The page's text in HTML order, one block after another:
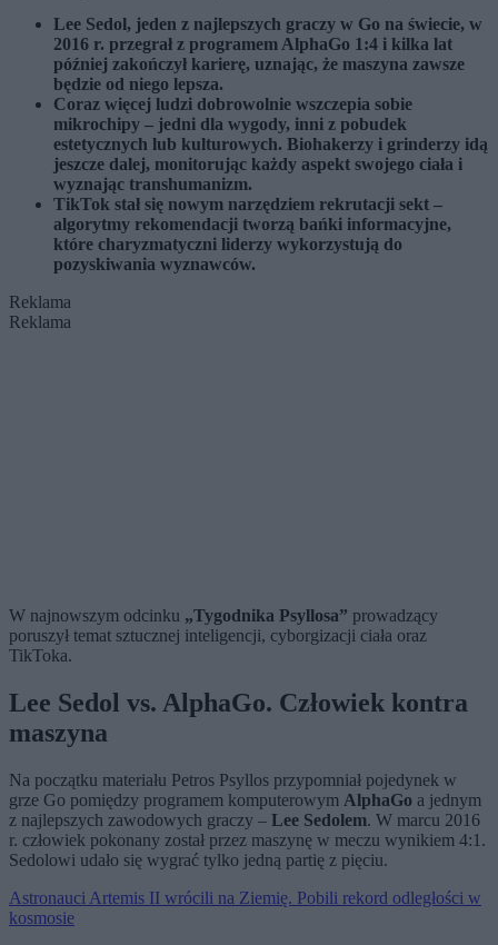
Lee Sedol, jeden z najlepszych graczy w Go na świecie, w
2016 r. przegrał z programem AlphaGo 1:4 i kilka lat
później zakończył karierę, uznając, że maszyna zawsze
będzie od niego lepsza.
Coraz więcej ludzi dobrowolnie wszczepia sobie
mikrochipy – jedni dla wygody, inni z pobudek
estetycznych lub kulturowych. Biohakerzy i grinderzy idą
jeszcze dalej, monitorując każdy aspekt swojego ciała i
wyznając transhumanizm.
TikTok stał się nowym narzędziem rekrutacji sekt –
algorytmy rekomendacji tworzą bańki informacyjne,
które charyzmatyczni liderzy wykorzystują do
pozyskiwania wyznawców.
Reklama
Reklama
W najnowszym odcinku „Tygodnika Psyllosa” prowadzący
poruszył temat sztucznej inteligencji, cyborgizacji ciała oraz
TikToka.
Lee Sedol vs. AlphaGo. Człowiek kontra
maszyna
Na początku materiału Petros Psyllos przypomniał pojedynek w
grze Go pomiędzy programem komputerowym AlphaGo a jednym
z najlepszych zawodowych graczy – Lee Sedolem. W marcu 2016
r. człowiek pokonany został przez maszynę w meczu wynikiem 4:1.
Sedolowi udało się wygrać tylko jedną partię z pięciu.
Astronauci Artemis II wrócili na Ziemię. Pobili rekord odległości w
kosmosie